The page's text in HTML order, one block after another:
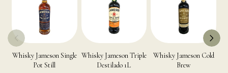
Whisky Jameson Single
Pot Still
Whisky Jameson Triple
Destilado 1L
Whisky Jameson Cold
Brew